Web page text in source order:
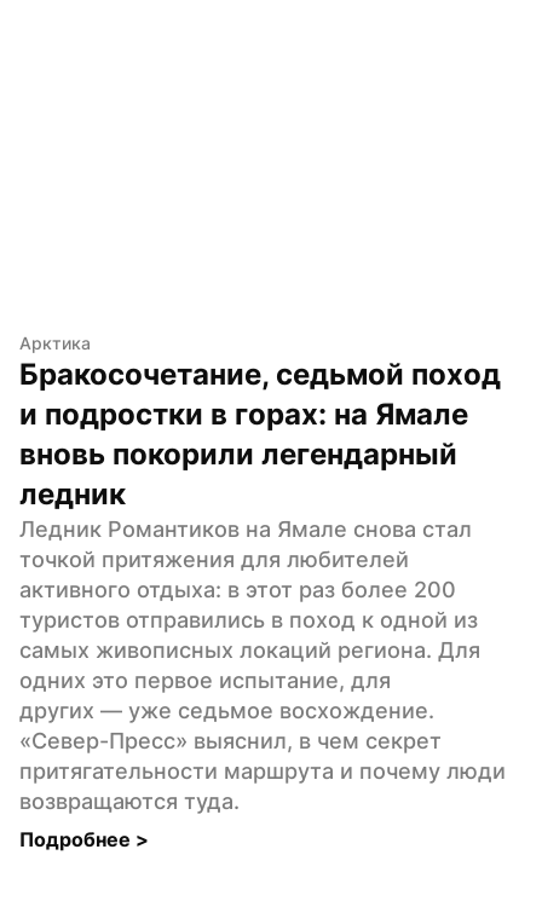
Арктика
Бракосочетание, седьмой поход
и подростки в горах: на Ямале
вновь покорили легендарный
ледник
Ледник Романтиков на Ямале снова стал
точкой притяжения для любителей
активного отдыха: в этот раз более 200
туристов отправились в поход к одной из
самых живописных локаций региона. Для
одних это первое испытание, для
других — уже седьмое восхождение.
«Север-Пресс» выяснил, в чем секрет
притягательности маршрута и почему люди
возвращаются туда.
Подробнее >